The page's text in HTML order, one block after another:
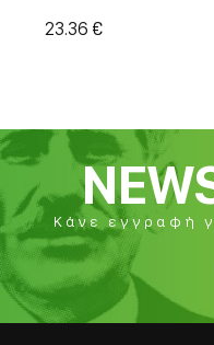
23.36 €
Κάνε εγγραφή